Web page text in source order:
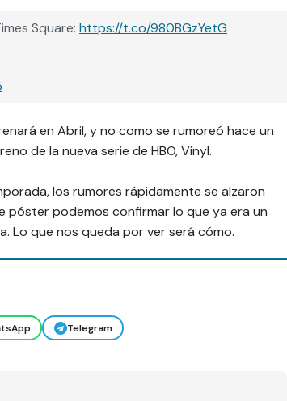
Square: https://t.co/980BGzYetG
en Abril, y no como se rumoreó hace un
de la nueva serie de HBO,Vinyl.
los rumores rápidamente se alzaron
póster podemos confirmar lo que ya era un
Lo que nos queda por ver será cómo.
Telegram